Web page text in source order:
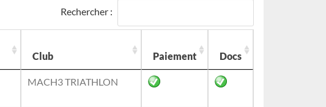
Rechercher :
Club Paiement Docs
MACH3 TRIATHLON